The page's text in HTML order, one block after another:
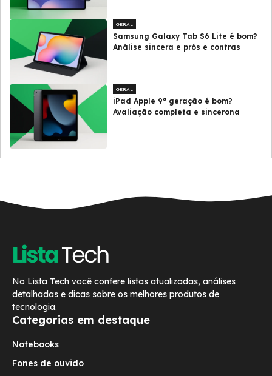
GERAL
Samsung Galaxy Tab S6 Lite é bom?
Análise sincera e prós e contras
GERAL
iPad Apple 9ª geração é bom?
Avaliação completa e sincerona
No Lista Tech você confere listas atualizadas, análises
detalhadas e dicas sobre os melhores produtos de
tecnologia.
Categorias em destaque
Notebooks
Fones de ouvido